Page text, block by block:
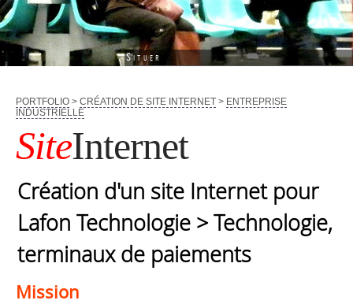
Situer
PORTFOLIO > CRÉATION DE SITE INTERNET > ENTREPRISE
INDUSTRIELLE
SiteInternet
Création d'un site Internet pour
Lafon Technologie > Technologie,
terminaux de paiements
Mission